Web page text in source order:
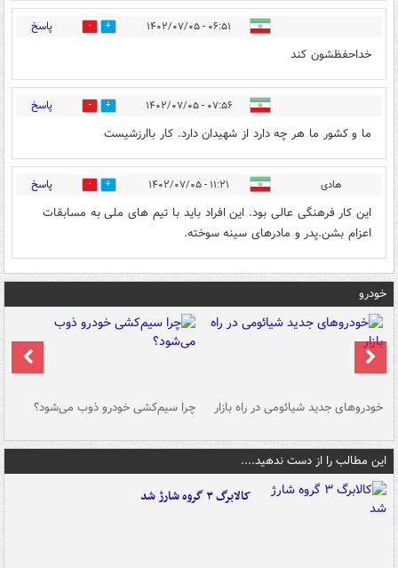
۰۶:۵۱ - ۱۴۰۲/۰۷/۰۵ 1 پاسخ
خداحفظشون کند
۰۷:۵۶ - ۱۴۰۲/۰۷/۰۵ 0 پاسخ
ما و کشور ما هر چه دارد از شهیدان دارد. کار باارزشیست
هادی ۱۱:۲۱ - ۱۴۰۲/۰۷/۰۵ 2 پاسخ
این کار فرهنگی عالی بود. این افراد باید با تیم های ملی به مسابقات
اعزام بشن.پدر و مادرهای سینه سوخته.
خودرو
خودروهای جدید شیائومی در راه بازار چرا سیم‌کشی خودرو ذوب می‌شود؟
این مطالب را از دست ندهید....
کالابرگ ۳ گروه شارژ شد